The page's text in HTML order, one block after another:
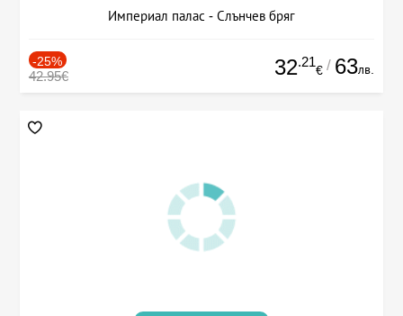
Империал палас - Слънчев бряг
-25%
42.95€ 32.21
€ / 63лв.